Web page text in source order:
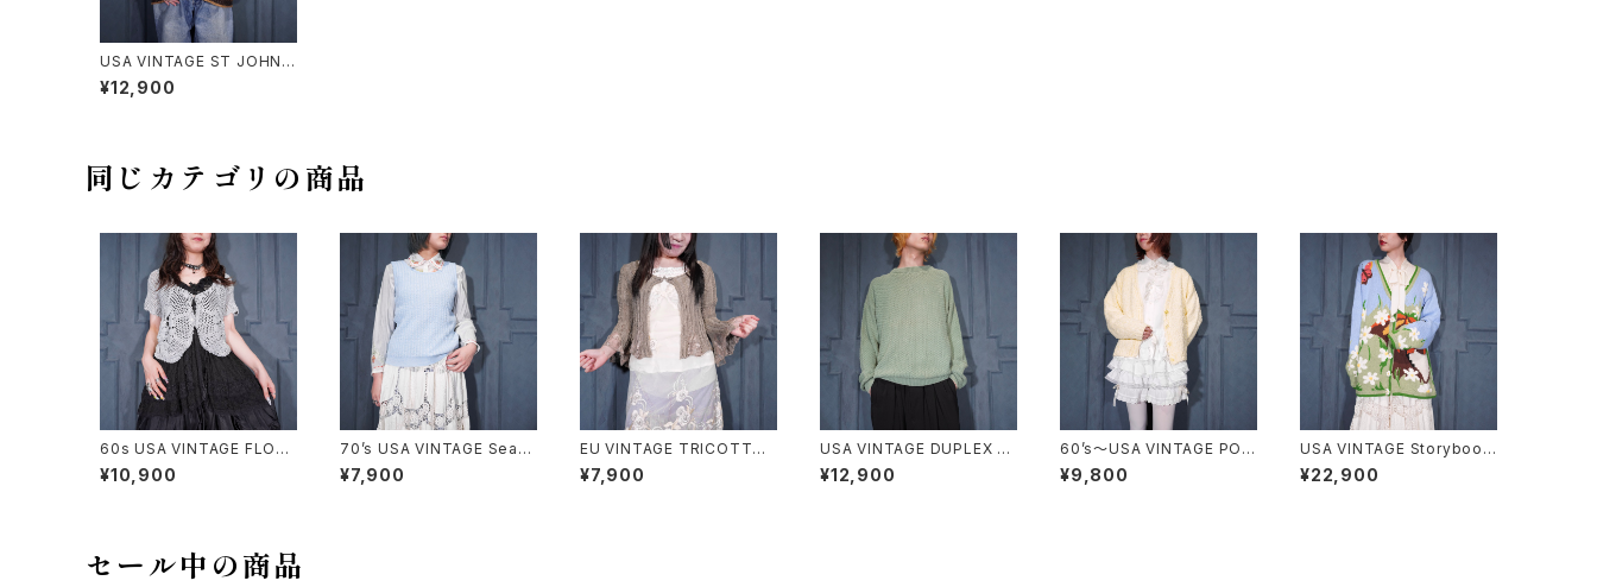
USA VINTAGE ST JOHN'S
BAY FAIRISLE PATTERNE
D ZIP UP DRIVERS KNIT
¥12,900
同じカテゴリの商品
60s USA VINTAGE FLOW
ER DESIGN HALF SLEEVE
CROCHET KNIT CARDIGA
¥10,900
70’s USA VINTAGE Sears
WOVEN DESIGN KNIT VE
ST/70年代アメリカ古着シア
¥7,900
EU VINTAGE TRICOTTO
CHINA BUTTON LACE FL
ARE SLEEVE DESIGN KNI
¥7,900
USA VINTAGE DUPLEX W
OVEN DESIGN COTTON
RAMIE KNIT/アメリカ古着織
¥12,900
60’s〜USA VINTAGE POC
OPOCO KNIT CARDIGAN/
60年代〜アメリカ古着ぽこぽ
¥9,800
USA VINTAGE Storybook
Knits FLOWER BUTTON
EMBROIDERY CAT DESIG
¥22,900
セール中の商品